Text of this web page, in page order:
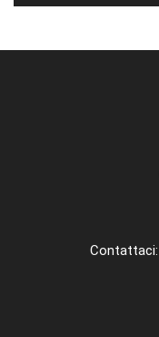
Contattaci: